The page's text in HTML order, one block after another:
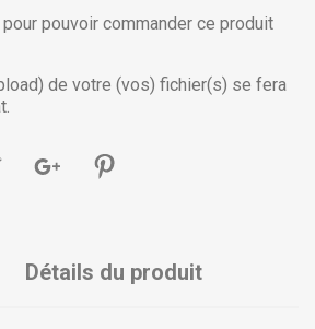
pouvoir commander ce produit
de votre (vos) fichier(s) se fera
Détails du produit